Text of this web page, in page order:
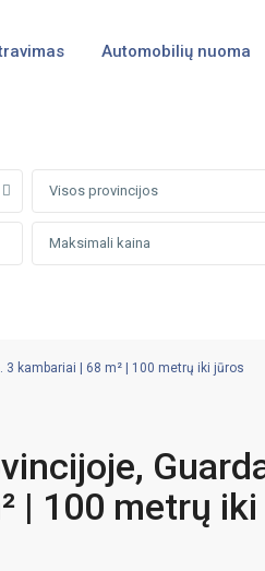
Automobilių nuoma
Visos provincijos
kambariai | 68 m² | 100 metrų iki jūros
| 100 metrų iki